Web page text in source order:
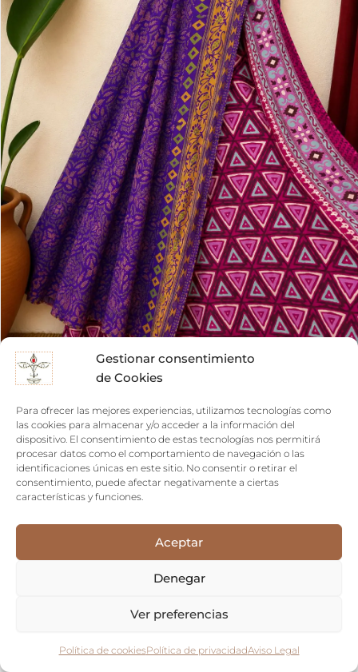
Gestionar consentimiento
de Cookies
Para ofrecer las mejores experiencias, utilizamos tecnologías como
las cookies para almacenar y/o acceder a la información del
dispositivo. El consentimiento de estas tecnologías nos permitirá
procesar datos como el comportamiento de navegación o las
identificaciones únicas en este sitio. No consentir o retirar el
consentimiento, puede afectar negativamente a ciertas
características y funciones.
Aceptar
Denegar
Ver preferencias
Política de cookiesPolítica de privacidadAviso Legal
Falda Reversible saree
39,90€
1 2 3 4 … 23 24
Envios gratuitos
aprovecha
Recogida en tienda
siempre
puedes visitar